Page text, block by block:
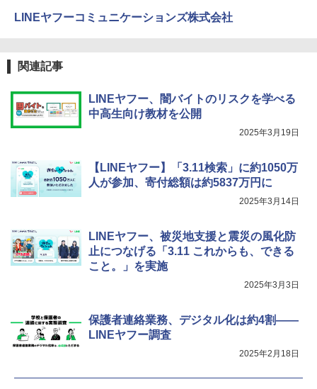
4
エンジニアリングキット小さなカート -
エンスツール
￥849
5 Fernrohr:実験用キャビネット
LINEヤフーコミュニケーションズ株式会社
関連記事
LINEヤフー、闇バイトのリスクを学べる
中高生向け教材を公開
2025年3月19日
【LINEヤフー】「3.11検索」に約1050万
人が参加、寄付総額は約5837万円に
2025年3月14日
LINEヤフー、被災地支援と震災の風化防
止につなげる「3.11 これからも、できる
こと。」を実施
2025年3月3日
保護者連絡業務、デジタル化は約4割――
LINEヤフー調査
2025年2月18日